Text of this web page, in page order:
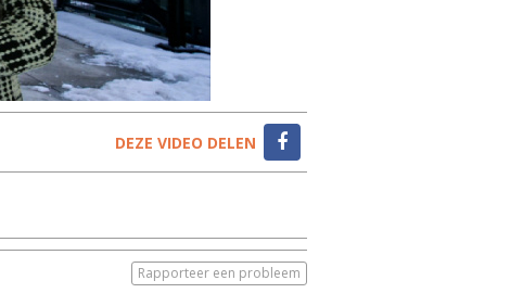
DEZE VIDEO DELEN
Rapporteer een probleem